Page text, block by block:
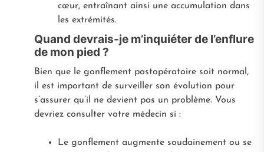
cœur, entraînant ainsi une accumulation dans
les extrémités.
Quand devrais-je m’inquiéter de l’enflure
de mon pied ?
Bien que le gonflement postopératoire soit normal,
il est important de surveiller son évolution pour
s’assurer qu’il ne devient pas un problème. Vous
devriez consulter votre médecin si :
Le gonflement augmente soudainement ou se